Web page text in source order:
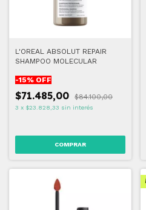
L'OREAL ABSOLUT REPAIR
SHAMPOO MOLECULAR
-15% OFF
$71.485,00 $84.100,00
3 x $23.828,33 sin interés